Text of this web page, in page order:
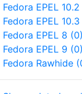
Fedora EPEL
Fedora EPEL
Fedora EPEL 8 (0)
Fedora EPEL 9 (0)
Fedora Rawhide